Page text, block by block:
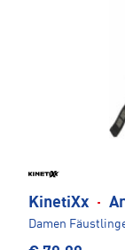
KinetiXx ·
Damen